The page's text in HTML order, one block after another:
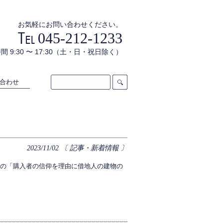
お気軽にお問い合わせください。
045-212-1233
9:30 〜 17:30（土・日・祝日除く）
わせ
2023/11/02 〔 記事・新着情報 〕
「購入者の信仰を理由に借地人の建物の